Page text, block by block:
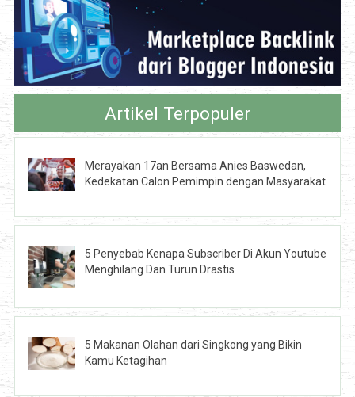
Artikel Terpopuler
Merayakan 17an Bersama Anies Baswedan,
Kedekatan Calon Pemimpin dengan Masyarakat
5 Penyebab Kenapa Subscriber Di Akun Youtube
Menghilang Dan Turun Drastis
5 Makanan Olahan dari Singkong yang Bikin
Kamu Ketagihan